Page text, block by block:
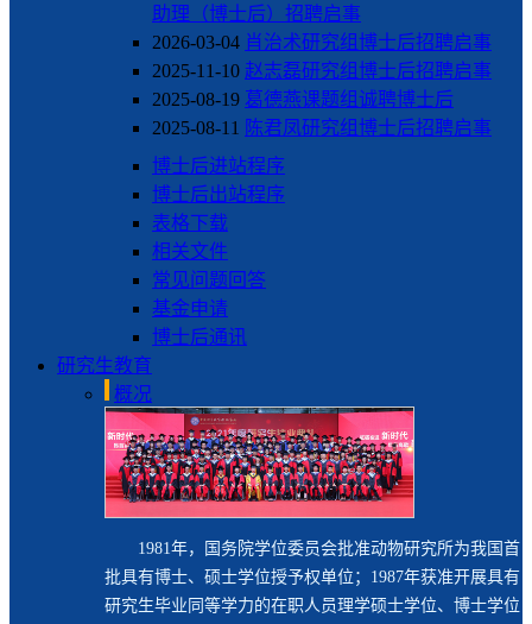
助理（博士后）招聘启事
2026-03-04 肖治术研究组博士后招聘启事
2025-11-10 赵志磊研究组博士后招聘启事
2025-08-19 葛德燕课题组诚聘博士后
2025-08-11 陈君凤研究组博士后招聘启事
博士后进站程序
博士后出站程序
表格下载
相关文件
常见问题回答
基金申请
博士后通讯
研究生教育
概况
1981年，国务院学位委员会批准动物研究所为我国首
批具有博士、硕士学位授予权单位；1987年获准开展具有
研究生毕业同等学力的在职人员理学硕士学位、博士学位